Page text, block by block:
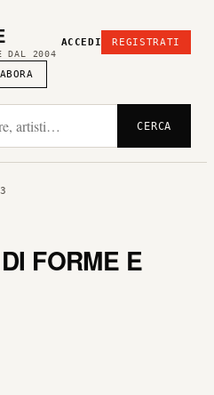
DAL 2004
ACCEDI REGISTRATI
CERCA
FORME E